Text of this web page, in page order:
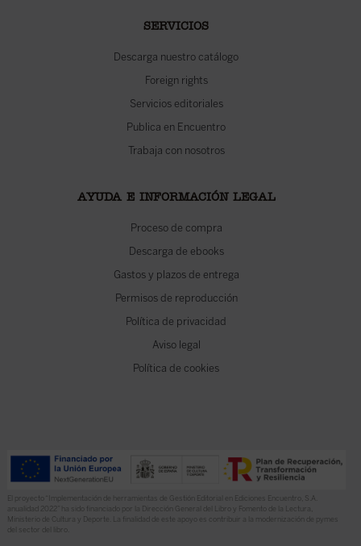
SERVICIOS
Descarga nuestro catálogo
Foreign rights
Servicios editoriales
Publica en Encuentro
Trabaja con nosotros
AYUDA E INFORMACIÓN LEGAL
Proceso de compra
Descarga de ebooks
Gastos y plazos de entrega
Permisos de reproducción
Política de privacidad
Aviso legal
Política de cookies
El proyecto “Implementación de herramientas de Gestión Editorial en Ediciones Encuentro, S.A.
anualidad 2022” ha sido financiado por la Dirección General del Libro y Fomento de la Lectura,
Ministerio de Cultura y Deporte. La finalidad de este apoyo es contribuir a la modernización de pymes
del sector del libro.